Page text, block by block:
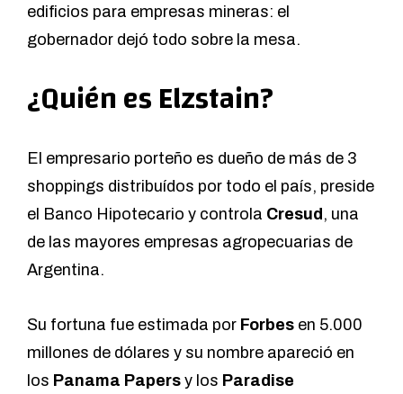
edificios para empresas mineras: el
gobernador dejó todo sobre la mesa.
¿Quién es Elzstain?
El empresario porteño es dueño de más de 3
shoppings distribuídos por todo el país, preside
el Banco Hipotecario y controla Cresud, una
de las mayores empresas agropecuarias de
Argentina.
Su fortuna fue estimada por Forbes en 5.000
millones de dólares y su nombre apareció en
los Panama Papers y los Paradise